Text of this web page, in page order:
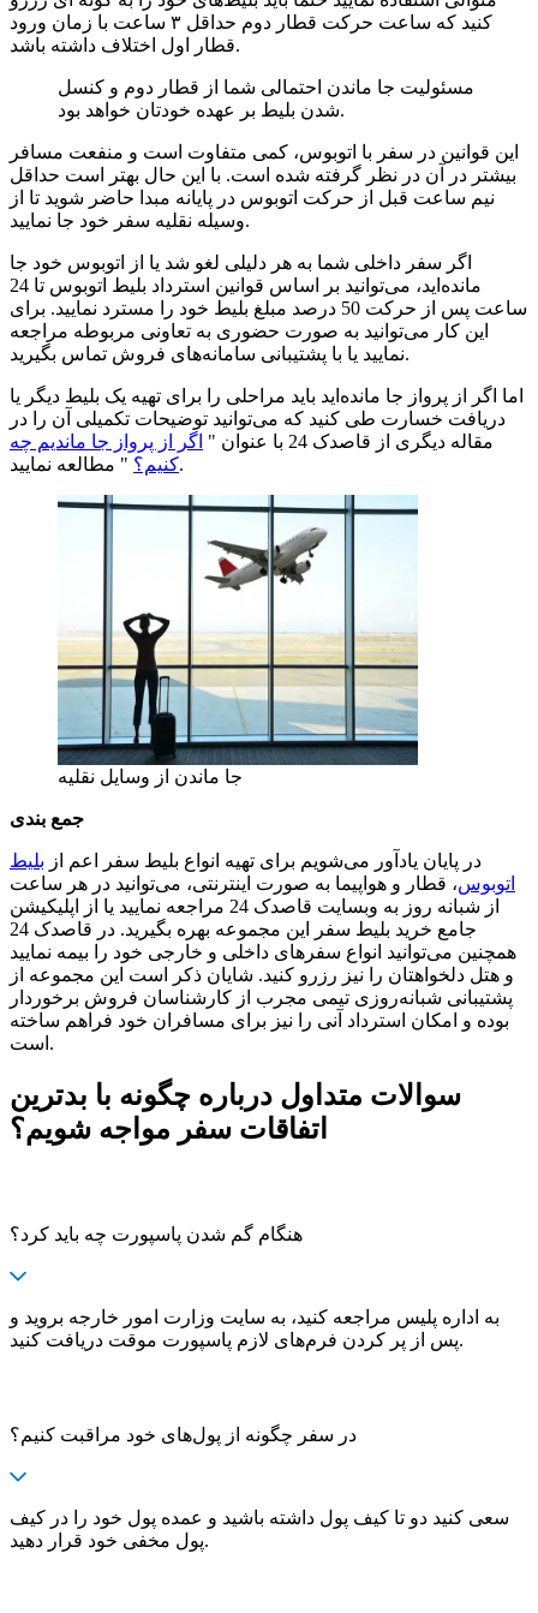
کنید که ساعت حركت قطار دوم حداقل ۳ ساعت با زمان ورود
قطار اول اختلاف داشته باشد.
مسئولیت جا ماندن احتمالی شما از قطار دوم و کنسل
شدن بلیط بر عهده خودتان خواهد بود.
این قوانین در سفر با اتوبوس، کمی متفاوت است و منفعت مسافر
بیشتر در آن در نظر گرفته شده است. با این حال بهتر است حداقل
نیم ساعت قبل از حرکت اتوبوس در پایانه مبدا حاضر شوید تا از
وسیله نقلیه سفر خود جا نمایید.
اگر سفر داخلی شما به هر دلیلی لغو شد یا از اتوبوس خود جا
مانده‌اید، می‌توانید بر اساس قوانین استرداد بلیط اتوبوس تا 24
ساعت پس از حرکت 50 درصد مبلغ بلیط خود را مسترد نمایید. برای
این کار می‌توانید به صورت حضوری به تعاونی مربوطه مراجعه
نمایید یا با پشتیبانی سامانه‌های فروش تماس بگیرید.
اما اگر از پرواز جا مانده‌اید باید مراحلی را برای تهیه یک بلیط دیگر یا
دریافت خسارت طی کنید که می‌توانید توضیحات تکمیلی آن را در
مقاله دیگری از قاصدک 24 با عنوان "
اگر از پرواز جا ماندیم چه
کنیم؟" مطالعه نمایید.
جا ماندن از وسایل نقلیه
جمع بندی
در پایان یادآور می‌شویم برای تهیه انواع بلیط سفر اعم از بلیط
اتوبوس، قطار و هواپیما به صورت اینترنتی، می‌توانید در هر ساعت
از شبانه روز به وبسایت قاصدک 24 مراجعه نمایید یا از اپلیکیشن
جامع خرید بلیط سفر این مجموعه بهره بگیرید. در قاصدک 24
همچنین می‌توانید انواع سفرهای داخلی و خارجی خود را بیمه نمایید
و هتل دلخواهتان را نیز رزرو کنید. شایان ذکر است این مجموعه از
پشتیبانی شبانه‌روزی تیمی مجرب از کارشناسان فروش برخوردار
بوده و امکان استرداد آنی را نیز برای مسافران خود فراهم ساخته
است.
سوالات متداول درباره چگونه با بدترین
اتفاقات سفر مواجه شویم؟
هنگام گم شدن پاسپورت چه باید کرد؟
به اداره پلیس مراجعه کنید، به سایت وزارت امور خارجه بروید و
پس از پر کردن فرم‌های لازم پاسپورت موقت دریافت کنید.
در سفر چگونه از پول‌های خود مراقبت کنیم؟
سعی کنید دو تا کیف پول داشته باشید و عمده پول خود را در کیف
پول مخفی خود قرار دهید.